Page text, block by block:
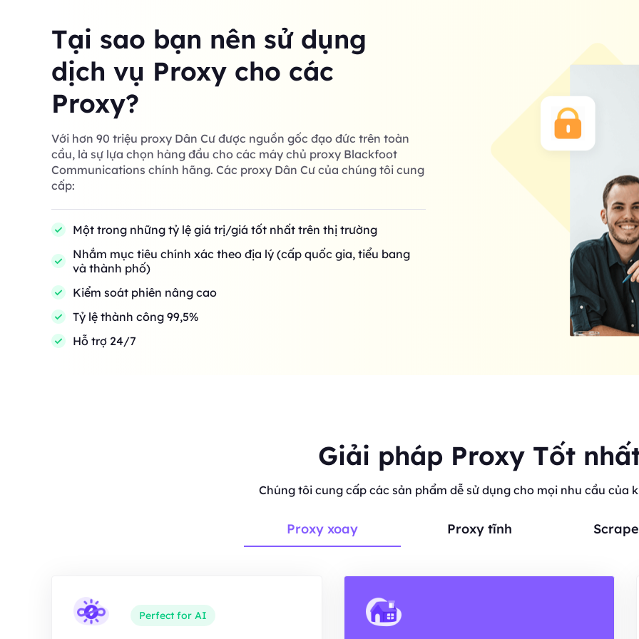
Tại sao bạn nên sử dụng
dịch vụ Proxy cho các
Proxy?
Với hơn 90 triệu proxy Dân Cư được nguồn gốc đạo đức trên toàn
cầu, là sự lựa chọn hàng đầu cho các máy chủ proxy Blackfoot
Communications chính hãng. Các proxy Dân Cư của chúng tôi cung
cấp:
Một trong những tỷ lệ giá trị/giá tốt nhất trên thị trường
Nhắm mục tiêu chính xác theo địa lý (cấp quốc gia, tiểu bang
và thành phố)
Kiểm soát phiên nâng cao
Tỷ lệ thành công 99,5%
Hỗ trợ 24/7
Giải pháp Proxy Tốt
Chúng tôi cung cấp các sản phẩm dễ sử dụng cho mọi nhu cầu của
Proxy xoay Proxy tĩnh
Perfect for AI